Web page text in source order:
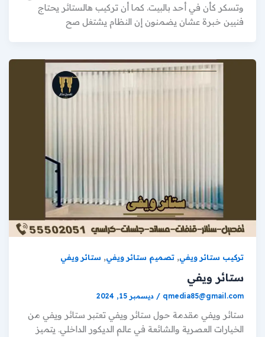
وتسكر كأن في أحد بالبيت. كما أن تركيب هالستائر يحتاج
فنيين خبرة عشان يضمنون إن النظام يشتغل صح
تركيب ستائر ويفي, تصميم ستائر ويفي, ستائر ويفي
ستائر ويفي
qmedia85@gmail.com
/ ديسمبر 15, 2024
ستائر ويفي مقدمة حول ستائر ويفي تعتبر ستائر ويفي من
الخيارات العصرية والشائعة في عالم الديكور الداخلي. يتميز